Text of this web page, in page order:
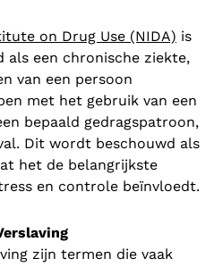
on Drug Use (NIDA) is
als een chronische ziekte,
van een persoon
met het gebruik van een
bepaald gedragspatroon,
Dit wordt beschouwd als
het de belangrijkste
en controle beïnvloedt.
zijn termen die vaak